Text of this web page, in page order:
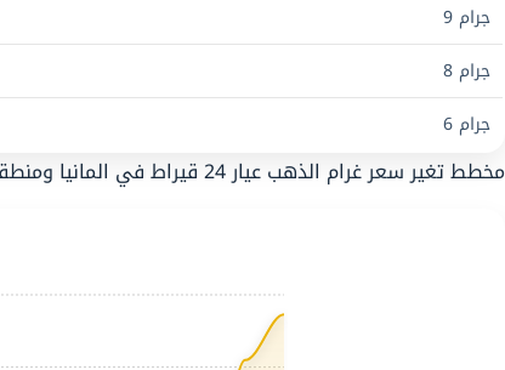
جرام 9
جرام 8
جرام 6
مخطط تغير سعر غرام الذهب عيار 24 قيراط في المانيا ومنطقة اليورو خلال 30 يوم